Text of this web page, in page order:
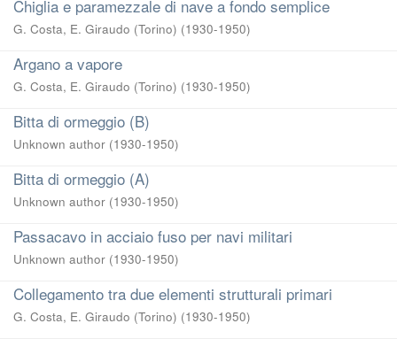
Chiglia e paramezzale di nave a fondo semplice
G. Costa, E. Giraudo (Torino) (1930-1950)
Argano a vapore
G. Costa, E. Giraudo (Torino) (1930-1950)
Bitta di ormeggio (B)
Unknown author (1930-1950)
Bitta di ormeggio (A)
Unknown author (1930-1950)
Passacavo in acciaio fuso per navi militari
Unknown author (1930-1950)
Collegamento tra due elementi strutturali primari
G. Costa, E. Giraudo (Torino) (1930-1950)